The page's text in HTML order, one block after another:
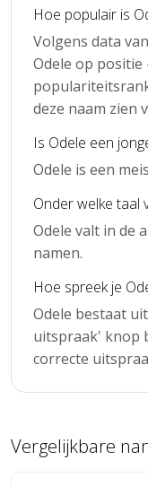
Hoe populair is
Volgens data
Odele op positie
deze naam zien
Is Odele een
Odele is een
Onder welke taal
Odele valt in de
namen.
Hoe spreek je
Odele bestaat
uitspraak' knop
correcte
Vergelijkbare